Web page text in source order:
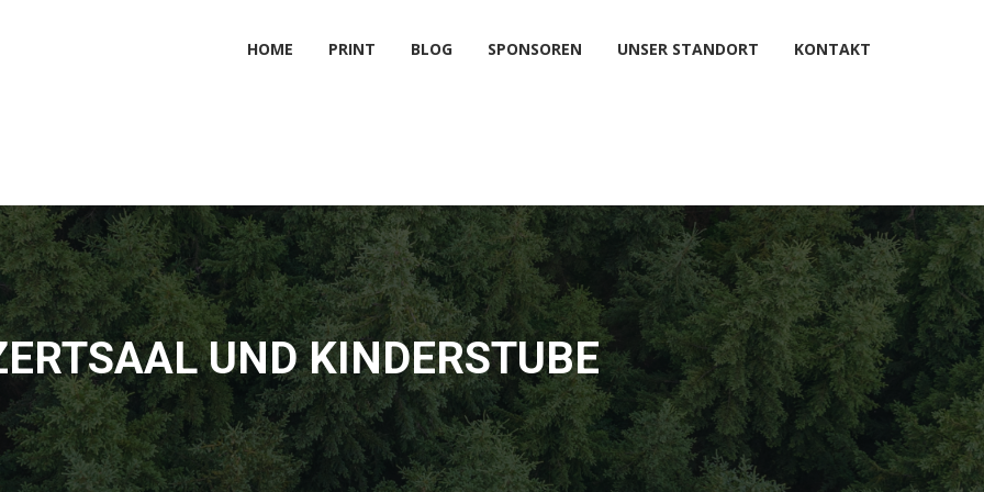
HOME PRINT BLOG SPONSOREN UNSER STANDORT KONTAKT
UND KINDERSTUBE